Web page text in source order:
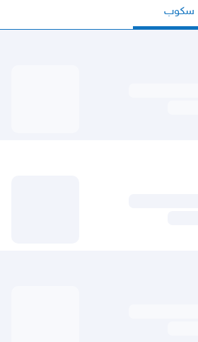
سكوب